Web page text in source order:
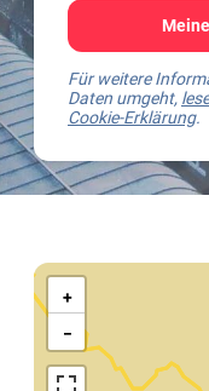
Für weitere
Daten umgeht,
Cookie-Erklärung.
Kaart
Weert
+
−